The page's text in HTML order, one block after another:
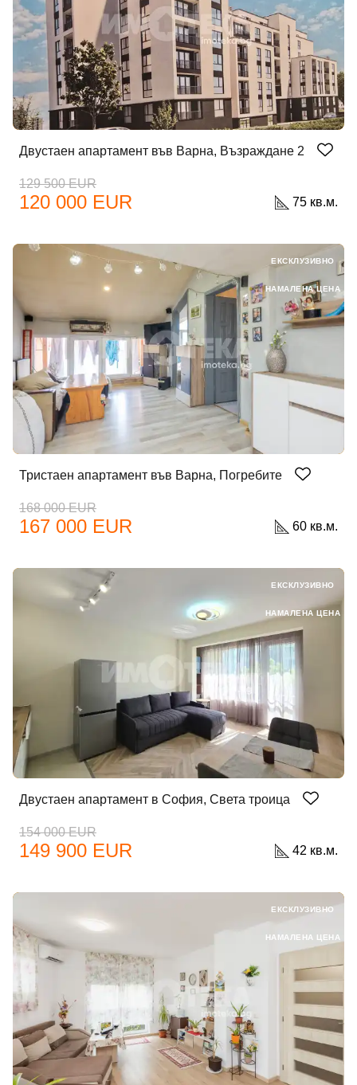
Двустаен апартамент във Варна, Възраждане 2
129 500 EUR
120 000 EUR 75 кв.м.
Тристаен апартамент във Варна, Погребите
168 000 EUR
167 000 EUR 60 кв.м.
ЕКСКЛУЗИВНО
НАМАЛЕНА ЦЕНА
Двустаен апартамент в София, Света троица
154 000 EUR
149 900 EUR 42 кв.м.
ЕКСКЛУЗИВНО
НАМАЛЕНА ЦЕНА
ЕКСКЛУЗИВНО
НАМАЛЕНА ЦЕНА